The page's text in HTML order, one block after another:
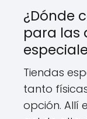
¿Dónde
para las
Tiendas
tanto
opción. Allí